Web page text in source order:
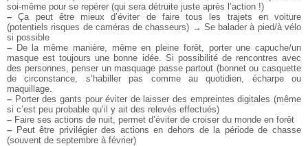
soi-même pour se repérer (qui sera détruite juste après l’action !)
– Ça peut être mieux d’éviter de faire tous les trajets en voiture
(potentiels risques de caméras de chasseurs) → Se balader à pied/à vélo
si possible
– De la même manière, même en pleine forêt, porter une capuche/un
masque est toujours une bonne idée. Si possibilité de rencontres avec
des personnes, penser un masquage passe partout (bonnet ou casquette
de circonstance, s’habiller pas comme au quotidien, écharpe ou
maquillage.
– Porter des gants pour éviter de laisser des empreintes digitales (même
si c’est peu probable qu’il y ait des relevés effectués)
– Faire ses actions de nuit, permet d’éviter de croiser du monde en forêt
– Peut être privilégier des actions en dehors de la période de chasse
(souvent de septembre à février)